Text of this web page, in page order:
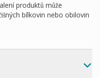
produktů může
bílkovin nebo obilovin